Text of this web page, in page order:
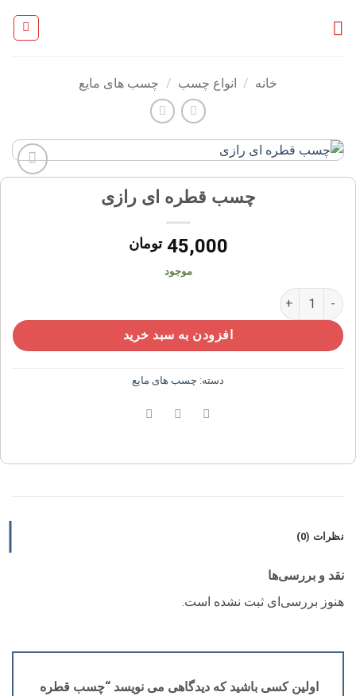
خانه / انواع چسب / چسب های مایع
چسب قطره ای رازی
45,000 تومان
موجود
چسب قطره ای رازی عدد
افزودن به سبد خرید
دسته: چسب های مایع
نظرات (0)
نقد و بررسی‌ها
هنوز بررسی‌ای ثبت نشده است.
اولین کسی باشید که دیدگاهی می نویسد “چسب قطره